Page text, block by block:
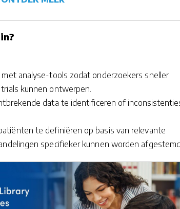
analyse-tools zodat onderzoekers sneller
kunnen ontwerpen.
data te identificeren of
te definiëren op basis van relevante
specifieker kunnen worden